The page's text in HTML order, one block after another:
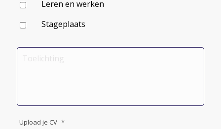
Leren en werken
Stageplaats
Upload je CV *